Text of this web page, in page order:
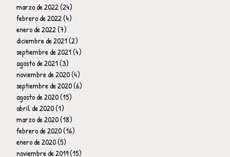
marzo de 2022(24)
febrero de 2022(4)
enero de 2022(7)
diciembre de 2021(2)
septiembre de 2021(4)
agosto de 2021(3)
noviembre de 2020(4)
septiembre de 2020(6)
agosto de 2020(15)
abril de 2020(1)
marzo de 2020(18)
febrero de 2020(16)
enero de 2020(5)
noviembre de 2019(15)